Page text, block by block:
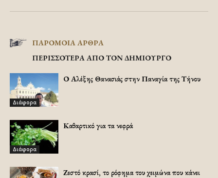
ΠΑΡΟΜΟΙΑ ΑΡΘΡΑ
ΠΕΡΙΣΣΟΤΕΡΑ ΑΠΟ ΤΟΝ ΔΗΜΙΟΥΡΓΟ
Διάφορα
Ο Αλέξης Θανασιάς στην Παναγία της Τήνου
Διάφορα
Καθαρτικό για τα νεφρά
Ζεστό κρασί, το ρόφημα του χειμώνα που κάνει